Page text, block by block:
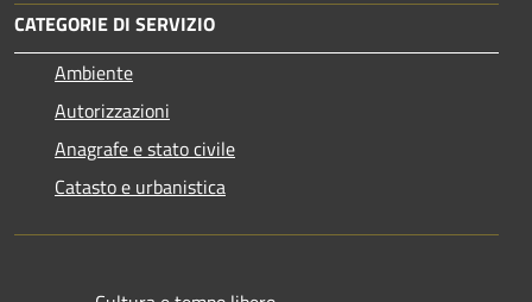
CATEGORIE DI SERVIZIO
Ambiente
Autorizzazioni
Anagrafe e stato civile
Catasto e urbanistica